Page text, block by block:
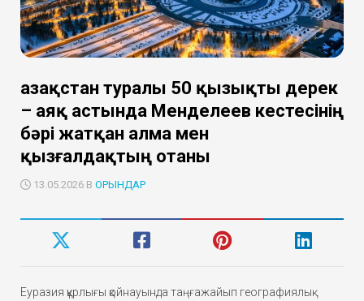
Қазақстан туралы 50 қызықты дерек
– аяқ астында Менделеев кестесінің
бәрі жатқан алма мен
қызғалдақтың отаны
13.05.2026 В ОРЫНДАР
Еуразия құрлығы қойнауында таңғажайып географиялық